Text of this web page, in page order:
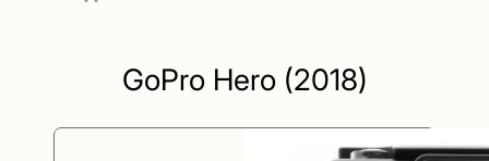
GoPro Hero (2018)